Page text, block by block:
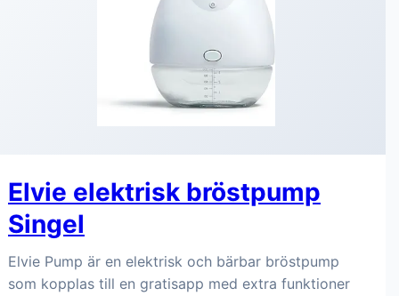
Elvie elektrisk bröstpump
Singel
Elvie Pump är en elektrisk och bärbar bröstpump
som kopplas till en gratisapp med extra funktioner